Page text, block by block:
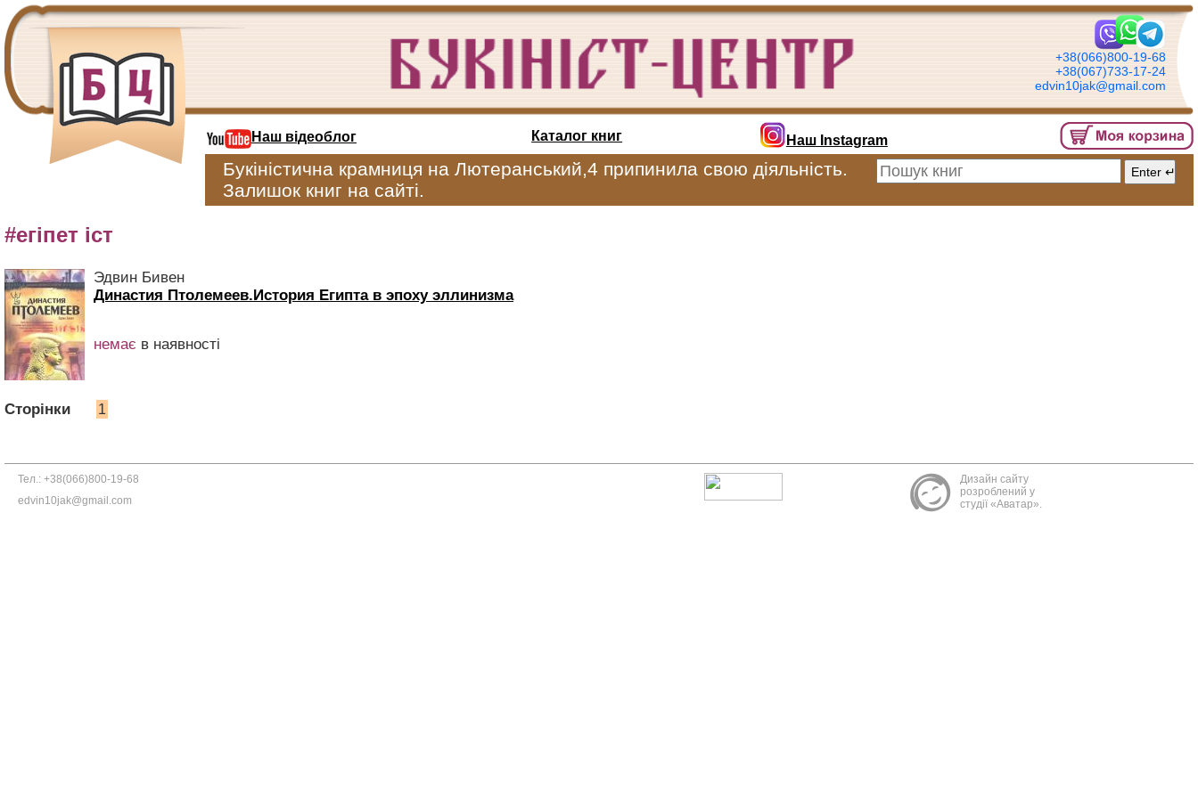
+38(066)800-19-68
+38(067)733-17-24
edvin10jak@gmail.com
Наш відеоблог Каталог книг Наш Instagram
Букіністична крамниця на Лютеранський,4 припинила свою діяльність.
Залишок книг на сайті.
#егіпет іст
Эдвин Бивен
Династия Птолемеев.История Египта в эпоху эллинизма
немає в наявності
Сторінки 1
Тел.: +38(066)800-19-68
edvin10jak@gmail.com
Дизайн сайту
розроблений у
студії «Аватар».